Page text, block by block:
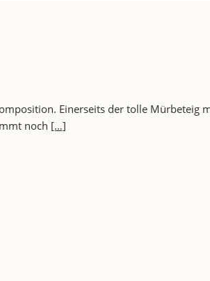
Einerseits der tolle Mürbeteig
noch […]